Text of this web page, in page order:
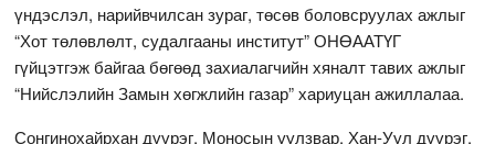
үндэслэл, нарийвчилсан зураг, төсөв боловсруулах ажлыг
“Хот төлөвлөлт, судалгааны институт” ОНӨААТҮГ
гүйцэтгэж байгаа бөгөөд захиалагчийн хяналт тавих ажлыг
“Нийслэлийн Замын хөгжлийн газар” хариуцан ажиллалаа.
Сонгинохайрхан дүүрэг, Моносын уулзвар, Хан-Уул дүүрэг,